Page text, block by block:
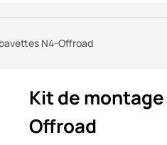
N4-Offroad
Kit de
Offroad